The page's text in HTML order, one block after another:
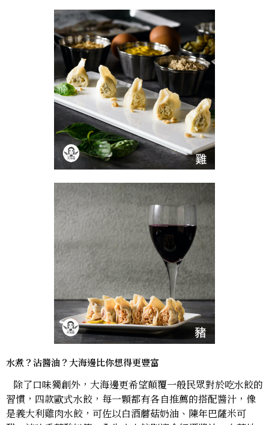
水煮？沾醬油？大海邊比你想得更豐富
除了口味獨創外，大海邊更希望顛覆一般民眾對於吃水餃的
習慣，四款歐式水餃，每一顆都有各自推薦的搭配醬汁，像
是義大利雞肉水餃，可佐以白酒蘑菇奶油、陳年巴薩米可